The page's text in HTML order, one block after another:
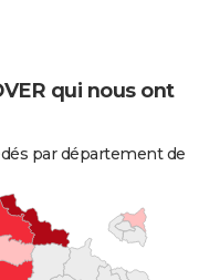
qui nous ont
par département de